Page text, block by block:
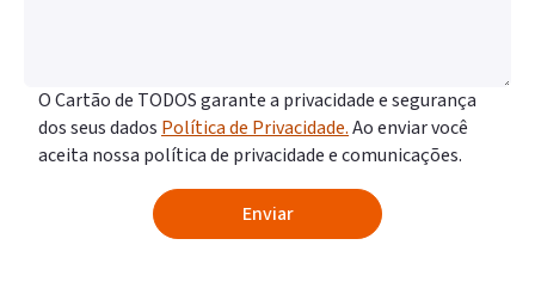
O Cartão de TODOS garante a privacidade e segurança
dos seus dados Política de Privacidade.Ao enviar você
aceita nossa política de privacidade e comunicações.
Enviar